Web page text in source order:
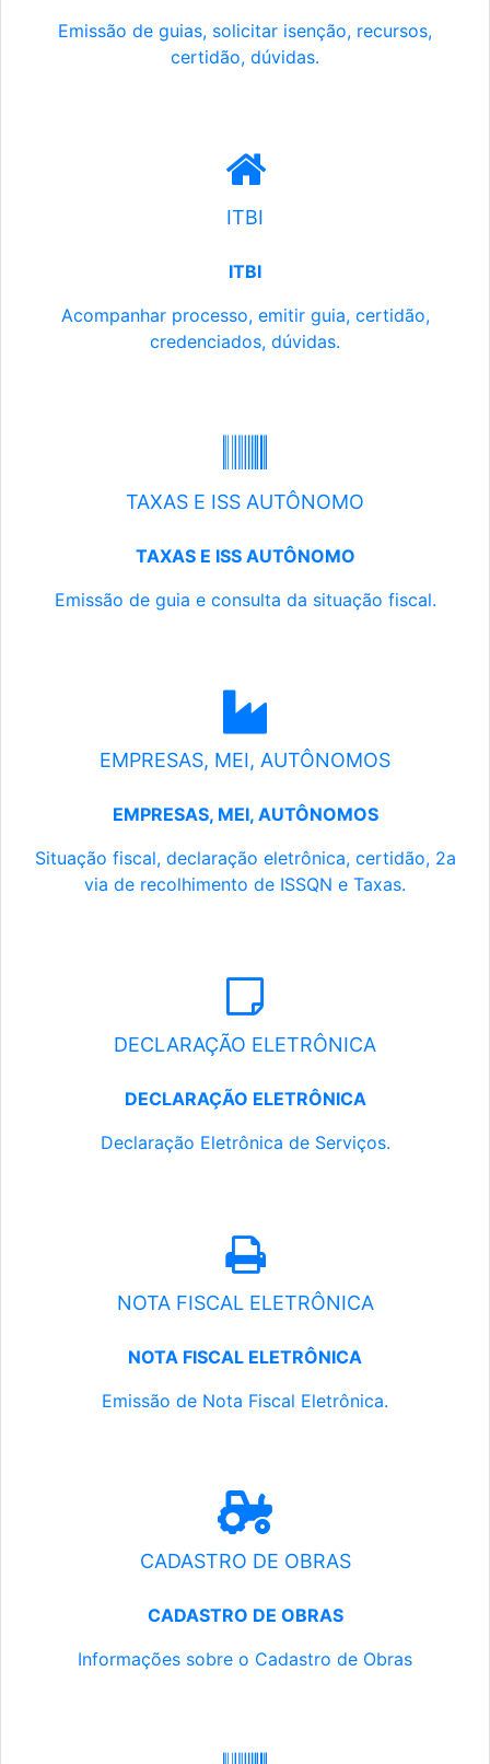
Emissão de guias, solicitar isenção, recursos,
certidão, dúvidas.
ITBI
ITBI
Acompanhar processo, emitir guia, certidão,
credenciados, dúvidas.
TAXAS E ISS AUTÔNOMO
TAXAS E ISS AUTÔNOMO
Emissão de guia e consulta da situação fiscal.
EMPRESAS, MEI, AUTÔNOMOS
EMPRESAS, MEI, AUTÔNOMOS
Situação fiscal, declaração eletrônica, certidão, 2a
via de recolhimento de ISSQN e Taxas.
DECLARAÇÃO ELETRÔNICA
DECLARAÇÃO ELETRÔNICA
Declaração Eletrônica de Serviços.
NOTA FISCAL ELETRÔNICA
NOTA FISCAL ELETRÔNICA
Emissão de Nota Fiscal Eletrônica.
CADASTRO DE OBRAS
CADASTRO DE OBRAS
Informações sobre o Cadastro de Obras